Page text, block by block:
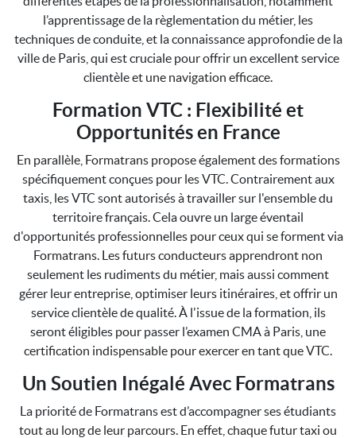
l’apprentissage de la règlementation du métier, les
techniques de conduite, et la connaissance approfondie de la
ville de Paris, qui est cruciale pour offrir un excellent service
clientèle et une navigation efficace.
Formation VTC : Flexibilité et
Opportunités en France
En parallèle, Formatrans propose également des formations
spécifiquement conçues pour les VTC. Contrairement aux
taxis, les VTC sont autorisés à travailler sur l'ensemble du
territoire français. Cela ouvre un large éventail
d'opportunités professionnelles pour ceux qui se forment via
Formatrans. Les futurs conducteurs apprendront non
seulement les rudiments du métier, mais aussi comment
gérer leur entreprise, optimiser leurs itinéraires, et offrir un
service clientèle de qualité. À l'issue de la formation, ils
seront éligibles pour passer l’examen CMA à Paris, une
certification indispensable pour exercer en tant que VTC.
Un Soutien Inégalé Avec Formatrans
La priorité de Formatrans est d’accompagner ses étudiants
tout au long de leur parcours. En effet, chaque futur taxi ou